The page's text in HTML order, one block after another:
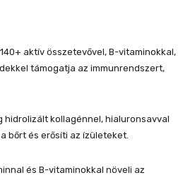
140+ aktív összetevővel, B-vitaminokkal,
támogatja az immunrendszert,
hidrolizált kollagénnel, hialuronsavval
bőrt és erősíti az ízületeket.
és B-vitaminokkal növeli az